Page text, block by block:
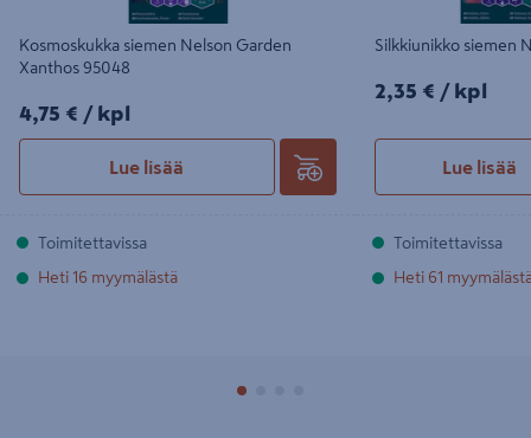
Kosmoskukka siemen Nelson Garden
Xanthos 95048
4,75€/kpl
4,75 € / kpl
Lue lisää
Toimitettavissa
Heti 16 myymälästä
Silkkiunikko siemen
2,35€/kpl
2,35 € / kpl
Lue lisää
Toimitettavissa
Heti 61